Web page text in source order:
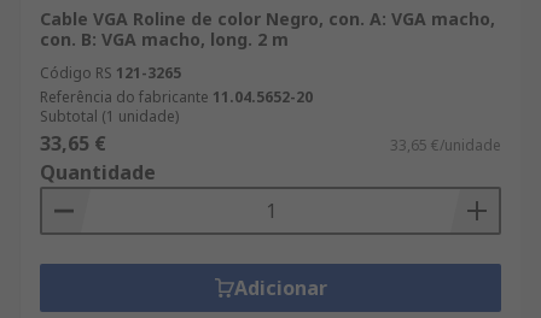
Cable VGA Roline de color Negro, con. A: VGA macho,
con. B: VGA macho, long. 2 m
Código RS 121-3265
Referência do fabricante 11.04.5652-20
Subtotal (1 unidade)
33,65 € 33,65 €/unidade
Quantidade
Adicionar